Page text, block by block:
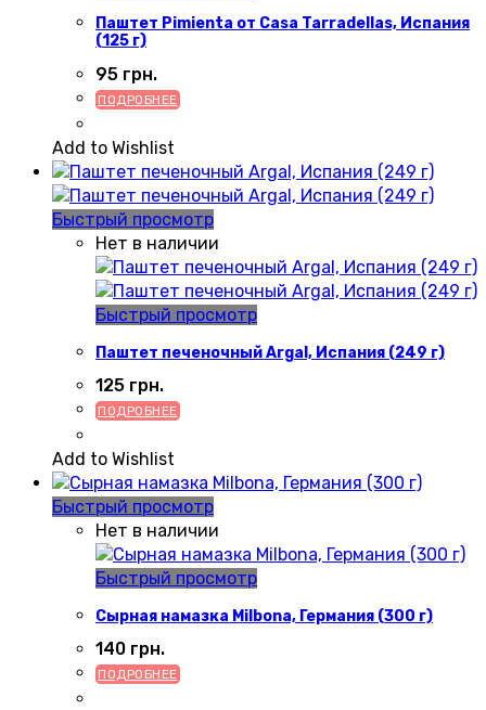
Паштет Pimienta от Casa Tarradellas, Испания
(125 г)
95 грн.
ПОДРОБНЕЕ
Add to Wishlist
Быстрый просмотр
Нет в наличии
Быстрый просмотр
Паштет печеночный Argal, Испания (249 г)
125 грн.
ПОДРОБНЕЕ
Add to Wishlist
Быстрый просмотр
Нет в наличии
Быстрый просмотр
Сырная намазка Milbona, Германия (300 г)
140 грн.
ПОДРОБНЕЕ